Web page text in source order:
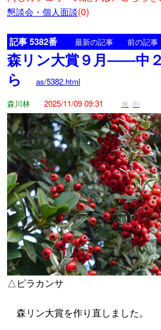
懇談会・個人面談(0)
記事 5382番 最新の記事 前の記事
森リン大賞９月――中
ら
as/5382.html
森川林
2025/11/09 09:31 修 削
△ピラカンサ
森リン大賞を作り直しました。